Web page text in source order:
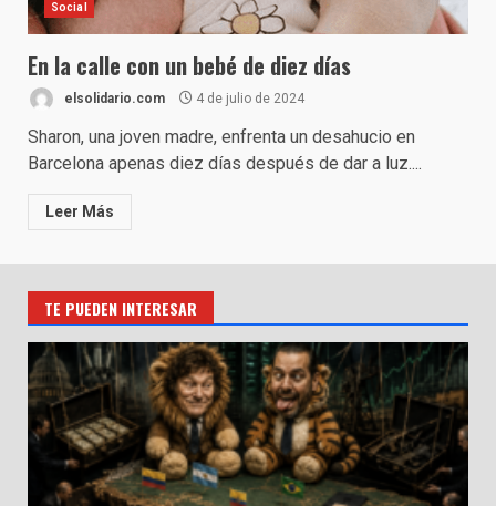
Social
En la calle con un bebé de diez días
elsolidario.com 4 de julio de 2024
Sharon, una joven madre, enfrenta un desahucio en
Barcelona apenas diez días después de dar a luz....
Leer Más
TE PUEDEN INTERESAR